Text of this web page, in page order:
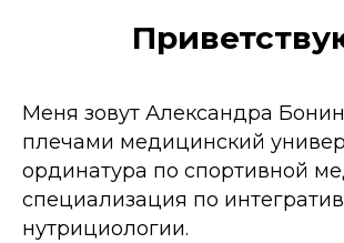
Меня зовут Александра
плечами медицинский
ординатура по спортивной
специализация по
нутрициологии.